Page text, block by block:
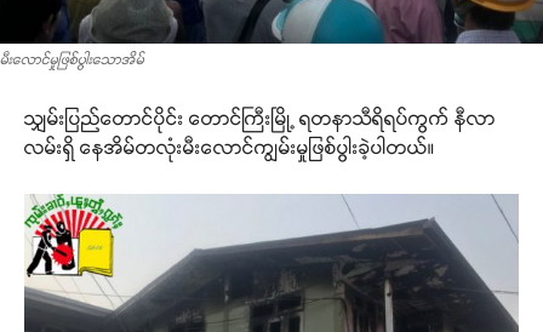
မီးလောင်မှုဖြစ်ပွါးသောအိမ်
သျှမ်းပြည်တောင်ပိုင်း တောင်ကြီးမြို့ ရတနာသီရိရပ်ကွက် နီလာ
လမ်းရှိ နေအိမ်တလုံးမီးလောင်ကျွမ်းမှုဖြစ်ပွါးခဲ့ပါတယ်။